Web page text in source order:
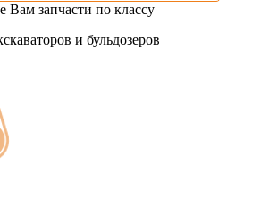
Вам запчасти по классу
и бульдозеров